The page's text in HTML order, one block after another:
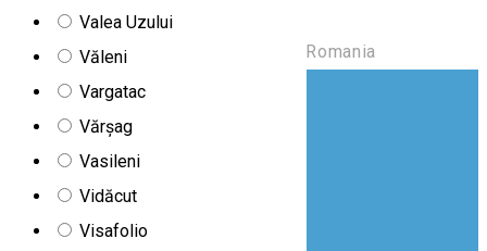
Valea Uzului
Văleni
Vargatac
Vărșag
Vasileni
Vidăcut
Visafolio
cada cu hidromasaj
Strada Carpați 113, Borsec 535300, Romania